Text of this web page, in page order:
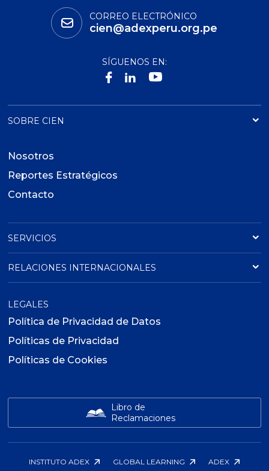
CORREO ELECTRÓNICO
cien@adexperu.org.pe
SÍGUENOS EN:
SOBRE CIEN
Nosotros
Reportes Estratégicos
Contacto
SERVICIOS
RELACIONES INTERNACIONALES
LEGALES
Política de Privacidad de Datos
Políticas de Privacidad
Políticas de Cookies
Libro de
Reclamaciones
INSTITUTO ADEX GLOBAL LEARNING ADEX